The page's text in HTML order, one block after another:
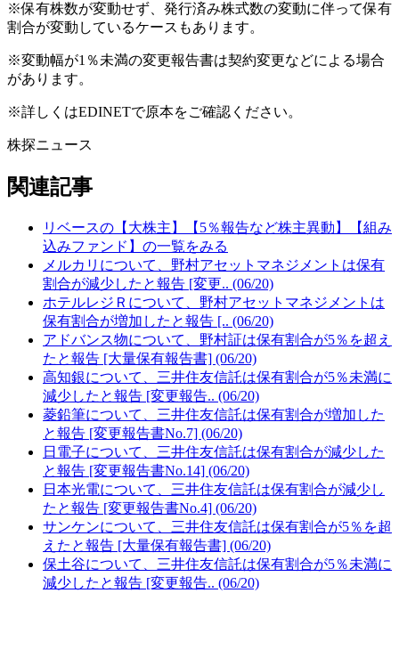
※保有株数が変動せず、発行済み株式数の変動に伴って保有
割合が変動しているケースもあります。
※変動幅が1％未満の変更報告書は契約変更などによる場合
があります。
※詳しくはEDINETで原本をご確認ください。
株探ニュース
関連記事
リベースの【大株主】【5％報告など株主異動】【組み
込みファンド】の一覧をみる
メルカリについて、野村アセットマネジメントは保有
割合が減少したと報告 [変更.. (06/20)
ホテルレジＲについて、野村アセットマネジメントは
保有割合が増加したと報告 [.. (06/20)
アドバンス物について、野村証は保有割合が5％を超え
たと報告 [大量保有報告書] (06/20)
高知銀について、三井住友信託は保有割合が5％未満に
減少したと報告 [変更報告.. (06/20)
菱鉛筆について、三井住友信託は保有割合が増加した
と報告 [変更報告書No.7] (06/20)
日電子について、三井住友信託は保有割合が減少した
と報告 [変更報告書No.14] (06/20)
日本光電について、三井住友信託は保有割合が減少し
たと報告 [変更報告書No.4] (06/20)
サンケンについて、三井住友信託は保有割合が5％を超
えたと報告 [大量保有報告書] (06/20)
保土谷について、三井住友信託は保有割合が5％未満に
減少したと報告 [変更報告.. (06/20)